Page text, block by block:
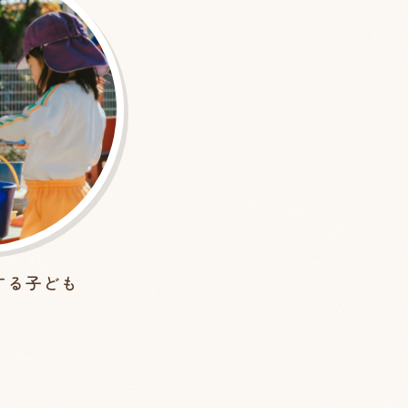
子ども